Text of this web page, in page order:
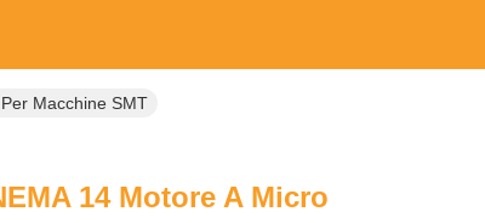
Macchine SMT
14 Motore A Micro